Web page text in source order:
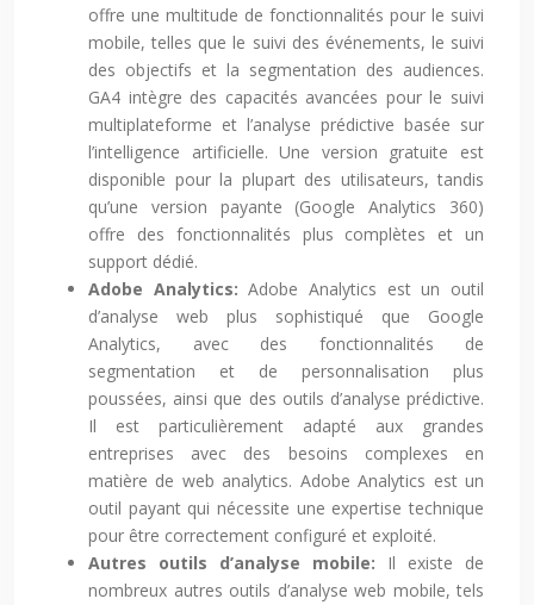
offre une multitude de fonctionnalités pour le suivi
mobile, telles que le suivi des événements, le suivi
des objectifs et la segmentation des audiences.
GA4 intègre des capacités avancées pour le suivi
multiplateforme et l’analyse prédictive basée sur
l’intelligence artificielle. Une version gratuite est
disponible pour la plupart des utilisateurs, tandis
qu’une version payante (Google Analytics 360)
offre des fonctionnalités plus complètes et un
support dédié.
Adobe Analytics:Adobe Analytics est un outil
d’analyse web plus sophistiqué que Google
Analytics, avec des fonctionnalités de
segmentation et de personnalisation plus
poussées, ainsi que des outils d’analyse prédictive.
Il est particulièrement adapté aux grandes
entreprises avec des besoins complexes en
matière de web analytics. Adobe Analytics est un
outil payant qui nécessite une expertise technique
pour être correctement configuré et exploité.
Autres outils d’analyse mobile: Il existe de
nombreux autres outils d’analyse web mobile, tels